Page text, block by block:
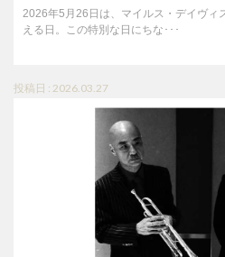
2026年5月26日は、マイルス・デイヴィ
える日。この特別な日にちな･･･
投稿日 : 2026.03.27